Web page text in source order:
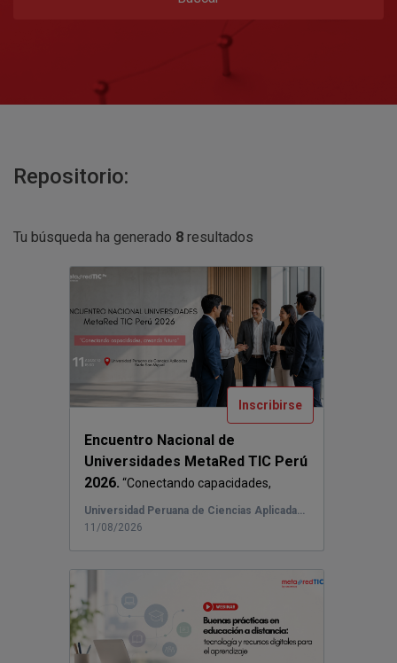
Repositorio:
Tu búsqueda ha generado 8 resultados
Inscribirse
Encuentro Nacional de
Universidades MetaRed TIC Perú
2026. “Conectando capacidades,
creando futuro” ...
Universidad Peruana de Ciencias Aplicadas (Sede San Miguel)
11/08/2026